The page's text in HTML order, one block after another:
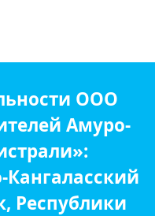
ООО
Амуро-
Республики